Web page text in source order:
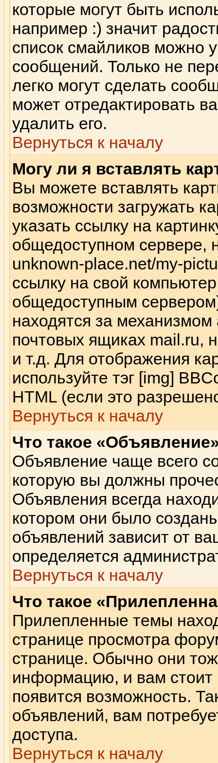
которые могут быть
например :) значит
список смайликов можно
сообщений. Только не
легко могут сделать
может отредактировать
удалить его.
Вернуться к началу
Могу ли я вставлять
Вы можете вставлять
возможности загружать
указать ссылку на
общедоступном сервере,
unknown-place.net/my-
ссылку на свой
общедоступным
находятся за
почтовых ящиках mail.ru,
и т.д. Для отображения
используйте тэг [img]
HTML (если это
Вернуться к началу
Что такое
Объявление чаще всего
которую вы должны
Объявления всегда
котором они было
объявлений зависит от
определяется
Вернуться к началу
Что такое
Прилепленные темы
странице просмотра
странице. Обычно они
информацию, и вам стоит
появится возможность.
объявлений, вам
доступа.
Вернуться к началу